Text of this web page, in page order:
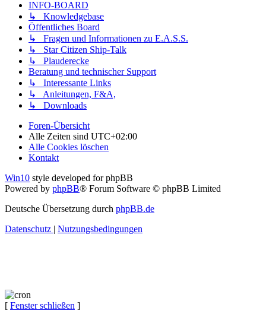
INFO-BOARD
↳ Knowledgebase
Öffentliches Board
↳ Fragen und Informationen zu E.A.S.S.
↳ Star Citizen Ship-Talk
↳ Plauderecke
Beratung und technischer Support
↳ Interessante Links
↳ Anleitungen, F&A,
↳ Downloads
Foren-Übersicht
Alle Zeiten sind UTC+02:00
Alle Cookies löschen
Kontakt
Win10 style developed for phpBB
Powered by phpBB® Forum Software © phpBB Limited
Deutsche Übersetzung durch phpBB.de
Datenschutz | Nutzungsbedingungen
[ Fenster schließen ]